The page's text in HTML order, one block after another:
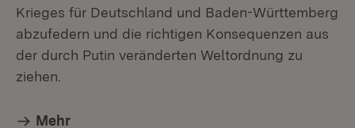
Krieges für Deutschland und Baden-Württemberg
abzufedern und die richtigen Konsequenzen aus
der durch Putin veränderten Weltordnung zu
ziehen.
Mehr